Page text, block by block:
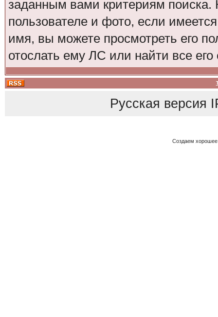
заданным вами критериям поиска.
пользователе и фото, если
имя, вы можете просмотреть его
отослать ему ЛС или найти все
Русская версия
Создаем